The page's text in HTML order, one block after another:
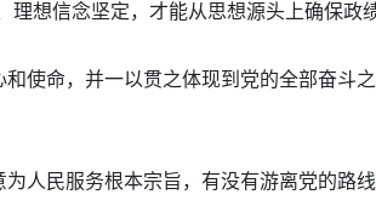
理想信念坚定，才能从思想源头上确保政
使命，并一以贯之体现到党的全部奋斗
人民服务根本宗旨，有没有游离党的路